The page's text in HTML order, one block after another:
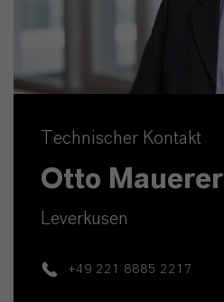
Technischer Kontakt
Otto Mauerer
Leverkusen
+49 221 8885 2217